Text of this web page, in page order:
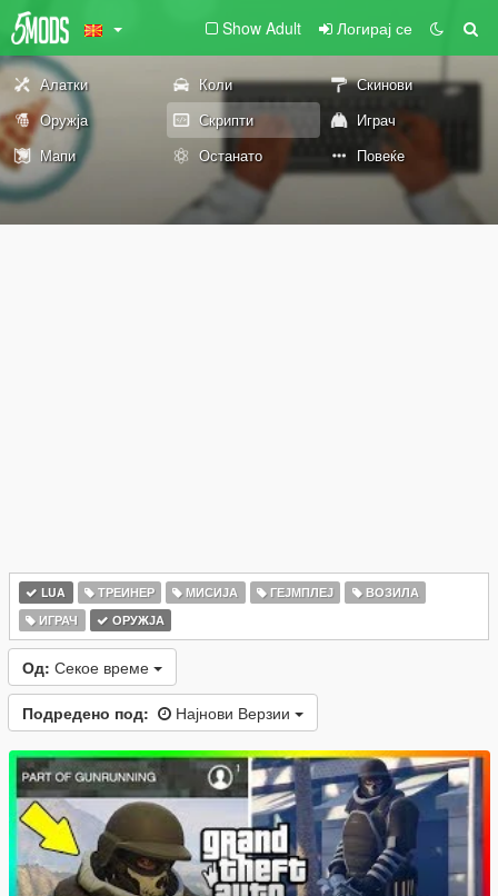
Show Adult Логирај се
Алатки Коли
Скинови
Оружја
Скрипти
Играч
Мапи
Останато Повеќе
LUA ТРЕИНЕР МИСИЈА ГЕЈМПЛЕЈ
ВОЗИЛА
ИГРАЧ
ОРУЖЈА
Од: Секое време
Подредено под: Најнови Верзии